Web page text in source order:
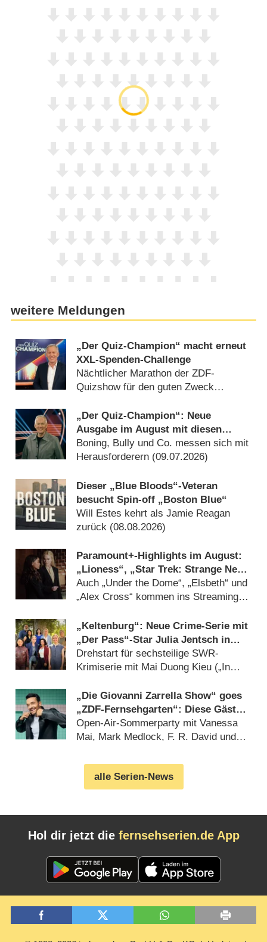
weitere Meldungen
„Der Quiz-Champion“ macht erneut
XXL-Spenden-Challenge
Nächtlicher Marathon der ZDF-
Quizshow für den guten Zweck
„Der Quiz-Champion“: Neue
Ausgabe im August mit diesen
Promi-Experten
Boning, Bully und Co. messen sich mit
Herausforderern (09.07.2026)
Dieser „Blue Bloods“-Veteran
besucht Spin-off „Boston Blue“
Will Estes kehrt als Jamie Reagan
zurück (08.08.2026)
Paramount+-Highlights im August:
„Lioness“, „Star Trek: Strange New
Worlds“, „Blue Bloods“ und „Navy
CIS“
Auch „Under the Dome“, „Elsbeth“ und
„Alex Cross“ kommen ins Streaming-
„Keltenburg“: Neue Crime-Serie mit
„Der Pass“-Star Julia Jentsch in
Arbeit
Drehstart für sechsteilige SWR-
Krimiserie mit Mai Duong Kieu („In
„Die Giovanni Zarrella Show“ goes
„ZDF-Fernsehgarten“: Diese Gäste
sind am 29. August 2026 dabei
Open-Air-Sommerparty mit Vanessa
Mai, Mark Medlock, F. R. David und
alle Serien-News
Hol dir jetzt die fernsehserien.de App